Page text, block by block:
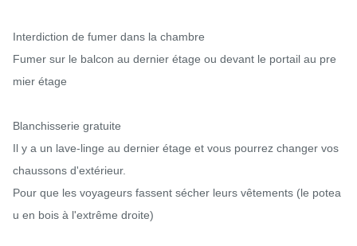
Interdiction de fumer dans la chambre
Fumer sur le balcon au dernier étage ou devant le portail au pre
mier étage
Blanchisserie gratuite
Il y a un lave-linge au dernier étage et vous pourrez changer vos
chaussons d'extérieur.
Pour que les voyageurs fassent sécher leurs vêtements (le potea
u en bois à l'extrême droite)